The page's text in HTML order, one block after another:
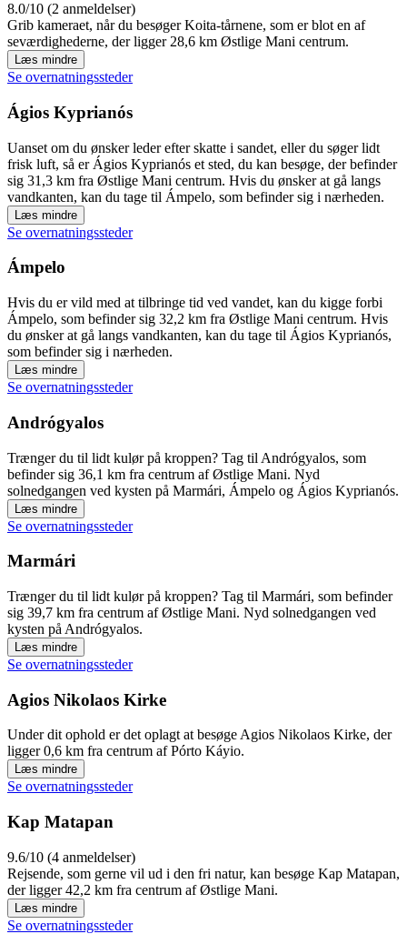
8.0/10 (2 anmeldelser)
Grib kameraet, når du besøger Koita-tårnene, som er blot en af
seværdighederne, der ligger 28,6 km Østlige Mani centrum.
Læs mindre
Se overnatningssteder
Ágios Kyprianós
Uanset om du ønsker leder efter skatte i sandet, eller du søger lidt
frisk luft, så er Ágios Kyprianós et sted, du kan besøge, der befinder
sig 31,3 km fra Østlige Mani centrum. Hvis du ønsker at gå langs
vandkanten, kan du tage til Ámpelo, som befinder sig i nærheden.
Læs mindre
Se overnatningssteder
Ámpelo
Hvis du er vild med at tilbringe tid ved vandet, kan du kigge forbi
Ámpelo, som befinder sig 32,2 km fra Østlige Mani centrum. Hvis
du ønsker at gå langs vandkanten, kan du tage til Ágios Kyprianós,
som befinder sig i nærheden.
Læs mindre
Se overnatningssteder
Andrógyalos
Trænger du til lidt kulør på kroppen? Tag til Andrógyalos, som
befinder sig 36,1 km fra centrum af Østlige Mani. Nyd
solnedgangen ved kysten på Marmári, Ámpelo og Ágios Kyprianós.
Læs mindre
Se overnatningssteder
Marmári
Trænger du til lidt kulør på kroppen? Tag til Marmári, som befinder
sig 39,7 km fra centrum af Østlige Mani. Nyd solnedgangen ved
kysten på Andrógyalos.
Læs mindre
Se overnatningssteder
Agios Nikolaos Kirke
Under dit ophold er det oplagt at besøge Agios Nikolaos Kirke, der
ligger 0,6 km fra centrum af Pórto Káyio.
Læs mindre
Se overnatningssteder
Kap Matapan
9.6/10 (4 anmeldelser)
Rejsende, som gerne vil ud i den fri natur, kan besøge Kap Matapan,
der ligger 42,2 km fra centrum af Østlige Mani.
Læs mindre
Se overnatningssteder